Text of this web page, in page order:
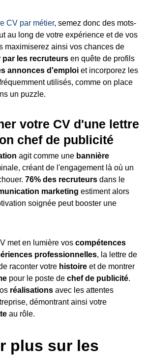
CV par métier, semez donc des mots-
au long de votre expérience et de vos
maximiserez ainsi vos chances de
par les recruteurs en quête de profils
annonces d'emploi et incorporez les
utilisés, comme on place
un puzzle.
votre CV d'une lettre
chef de publicité
agit comme une bannière
créant de l'engagement là où un
76% des recruteurs dans le
marketing estiment alors
soignée peut booster une
met en lumière vos compétences
professionnelles, la lettre de
raconter votre histoire et de montrer
pour le poste de chef de publicité.
réalisations avec les attentes
démontrant ainsi votre
au rôle.
plus sur les